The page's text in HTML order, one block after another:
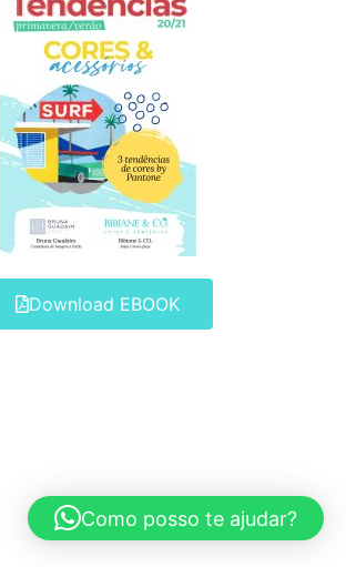
Download EBOOK
Como posso te ajudar?